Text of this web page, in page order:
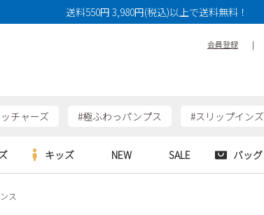
送料550円 3,980円(税込)以上で送料無料！
会員登録 |
チャーズ #極ふわっパンプス #スリップインズ
キッズ NEW SALE バッグ
ス